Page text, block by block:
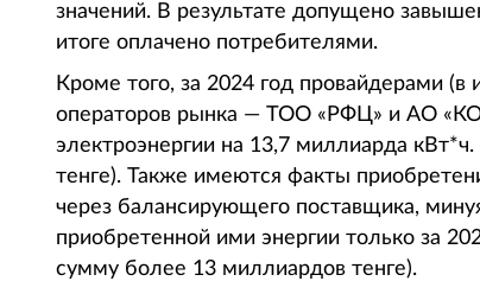
значений. В результате допущено
итоге оплачено потребителями.
Кроме того, за 2024 год провайдерами
операторов рынка — ТОО «РФЦ» и АО
электроэнергии на 13,7 миллиарда
тенге). Также имеются факты
через балансирующего поставщика,
приобретенной ими энергии только за
сумму более 13 миллиардов тенге).